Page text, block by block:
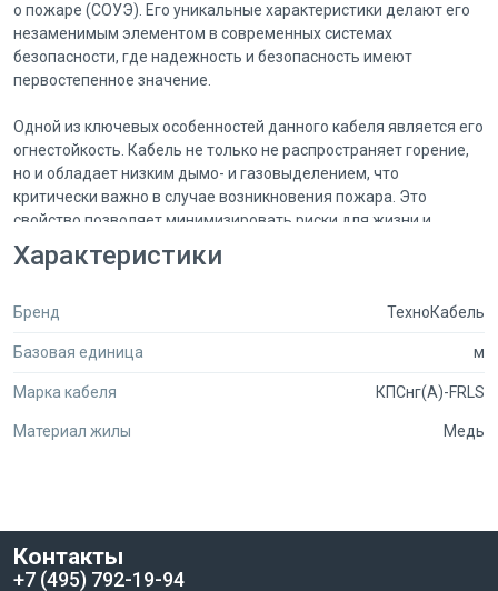
о пожаре (СОУЭ). Его уникальные характеристики делают его
незаменимым элементом в современных системах
безопасности, где надежность и безопасность имеют
первостепенное значение.
Одной из ключевых особенностей данного кабеля является его
огнестойкость. Кабель не только не распространяет горение,
но и обладает низким дымо- и газовыделением, что
критически важно в случае возникновения пожара. Это
свойство позволяет минимизировать риски для жизни и
здоровья людей, находящихся в помещениях, где
используется данный кабель. Благодаря использованию
качестве изоляции, кабель обеспечивает надежную защиту от
Кабель КПСнг(А)-FRLSLTx 2х2х1.5 имеет симметричную
конструкцию, где изолированные жилы скручены парно. Это
обеспечивает отличные электрические характеристики и
переменного тока, что позволяет использовать его в
различных электрических системах.
Характеристики
Бренд ТехноКабель
Базовая единица м
Марка кабеля КПСнг(А)-FRLS
Материал жилы Медь
Контакты
+7 (495) 792-19-94